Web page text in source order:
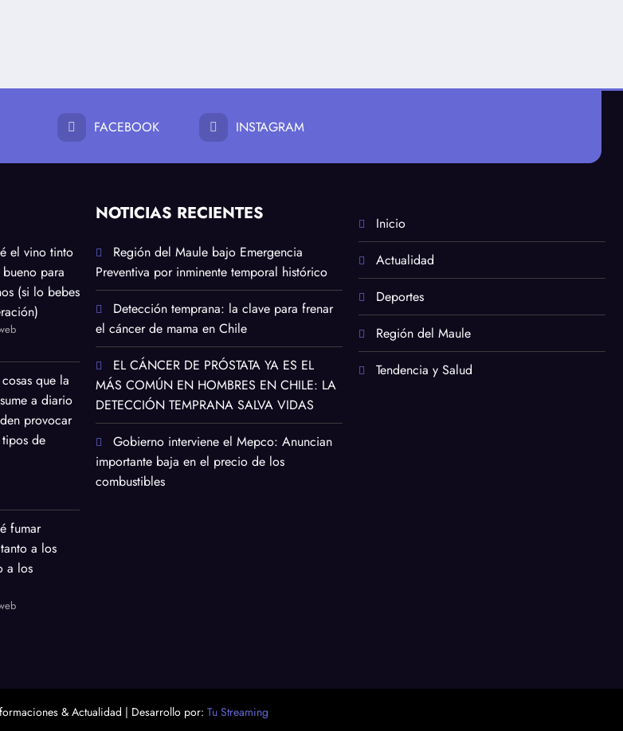
FACEBOOK INSTAGRAM
el vino tinto
para
(si lo bebes
que la
a diario
provocar
de
fumar
a los
a los
NOTICIAS RECIENTES
Región del Maule bajo Emergencia
Preventiva por inminente temporal histórico
Detección temprana: la clave para frenar
el cáncer de mama en Chile
EL CÁNCER DE PRÓSTATA YA ES EL
MÁS COMÚN EN HOMBRES EN CHILE: LA
DETECCIÓN TEMPRANA SALVA VIDAS
Gobierno interviene el Mepco: Anuncian
importante baja en el precio de los
combustibles
Inicio
Actualidad
Deportes
Región del Maule
Tendencia y Salud
& Actualidad | Desarrollo por: Tu Streaming